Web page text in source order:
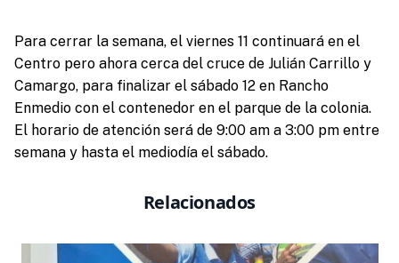
Para cerrar la semana, el viernes 11 continuará en el
Centro pero ahora cerca del cruce de Julián Carrillo y
Camargo, para finalizar el sábado 12 en Rancho
Enmedio con el contenedor en el parque de la colonia.
El horario de atención será de 9:00 am a 3:00 pm entre
semana y hasta el mediodía el sábado.
Relacionados